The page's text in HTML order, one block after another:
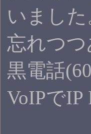
いまし
忘れつ
黒電話
VoIPでIP